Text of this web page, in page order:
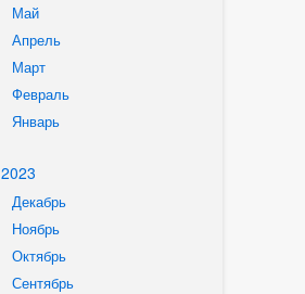
Май
Апрель
Март
Февраль
Январь
2023
Декабрь
Ноябрь
Октябрь
Сентябрь